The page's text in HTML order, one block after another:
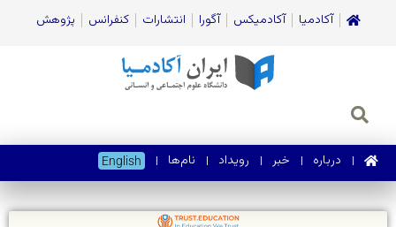
آکادمیا آکادمیکس آگورا انتشارات کنفرانس پژوهش
درباره خبر رویداد نام‌ها English